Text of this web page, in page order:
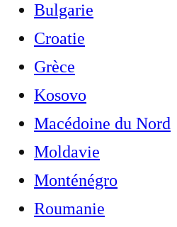
Bulgarie
Croatie
Grèce
Kosovo
Macédoine du Nord
Moldavie
Monténégro
Roumanie